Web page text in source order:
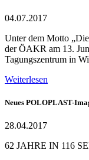
04.07.2017
Unter dem Motto
der ÖAKR am 13.
Tagungszentrum in
Weiterlesen
Neues POLOPLAST-
28.04.2017
62 JAHRE IN 116